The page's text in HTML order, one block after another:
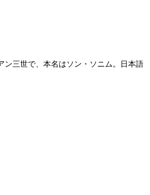
ン三世で、本名はソン・ソニム。日本語